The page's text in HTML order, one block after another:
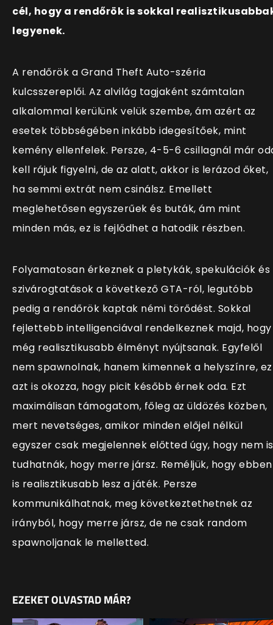
cél, hogy a rendőrök is sokkal
legyenek.
A rendőrök a Grand Theft Auto-széria
kulcsszereplői. Az alvilág tagjaként számtalan
alkalommal kerülünk velük szembe, ám azért az
esetek többségében inkább idegesítőek, mint
kemény ellenfelek. Persze, 4-5-6 csillagnál már
kell rájuk figyelni, de az alatt, akkor is lerázod őket,
ha semmi extrát nem csinálsz. Emellett
meglehetősen egyszerűek és buták, ám mint
minden más, ez is fejlődhet a hatodik részben.
Folyamatosan érkeznek a pletykák, spekulációk és
szivárogtatások a következő GTA-ról, legutóbb
pedig a rendőrök kaptak némi törődést. Sokkal
fejlettebb intelligenciával rendelkeznek majd, hogy
még realisztikusabb élményt nyújtsanak. Egyfelől
nem spawnolnak, hanem kimennek a helyszínre, ez
azt is okozza, hogy picit később érnek oda. Ezt
maximálisan támogatom, főleg az üldözés közben,
mert nevetséges, amikor minden előjel nélkül
egyszer csak megjelennek előtted úgy, hogy nem is
tudhatnák, hogy merre jársz. Reméljük, hogy ebben
is realisztikusabb lesz a játék. Persze
kommunikálhatnak, meg következtethetnek az
irányból, hogy merre jársz, de ne csak random
spawnoljanak le melletted.
EZEKET OLVASTAD MÁR?